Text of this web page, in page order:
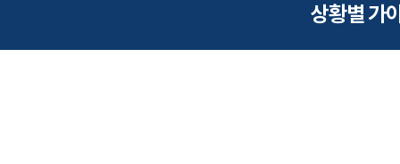
상황별 가